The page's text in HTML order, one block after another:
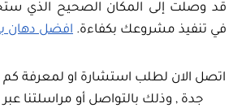
قد وصلت إلى المكان الصحيح الذي
في تنفيذ مشروعك بكفاءة. افضل دهان
اتصل الان لطلب استشارة او لمعرفة كم
جدة , وذلك بالتواصل أو مراسلتنا عبر